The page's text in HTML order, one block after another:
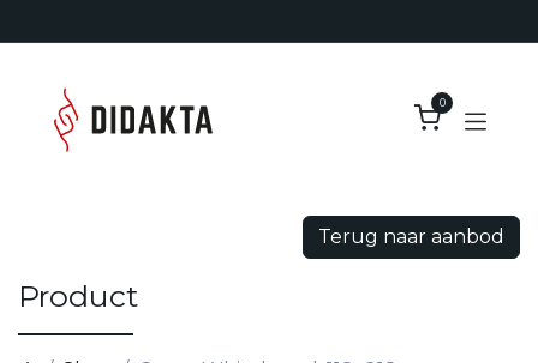
0
Terug naar aanbod
Product